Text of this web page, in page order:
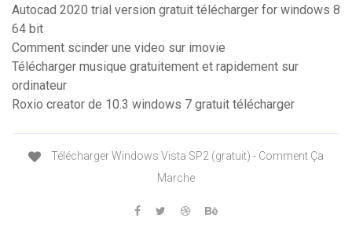
Autocad 2020 trial version gratuit télécharger for windows 8
64 bit
Comment scinder une video sur imovie
Télécharger musique gratuitement et rapidement sur
ordinateur
Roxio creator de 10.3 windows 7 gratuit télécharger
Télécharger Windows Vista SP2 (gratuit) - Comment Ça
Marche